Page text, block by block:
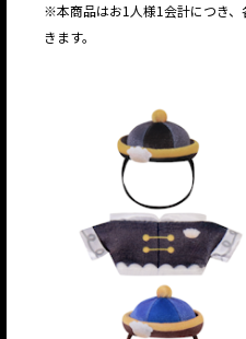
※本商品はお1人様1会計につき
きます。